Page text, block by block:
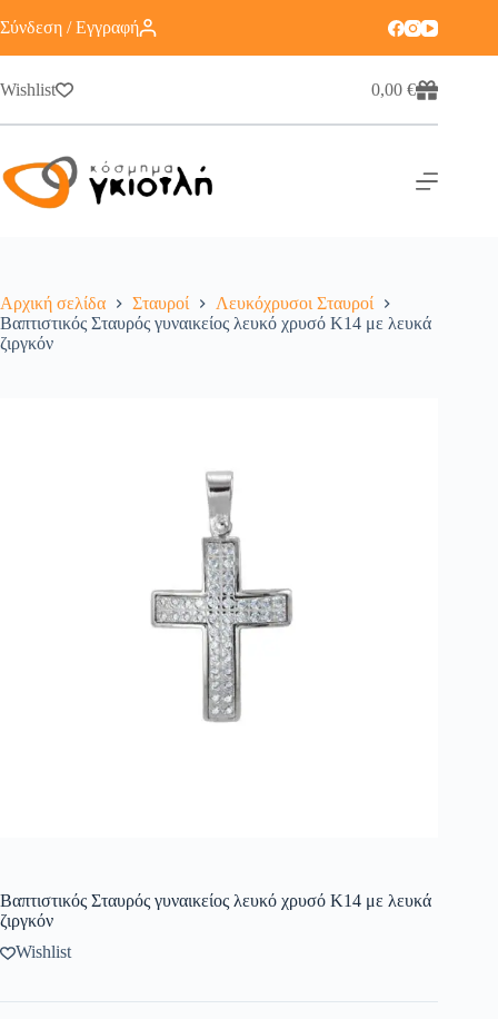
Σύνδεση / Εγγραφή
Wishlist 0,00€
Αρχική σελίδα Σταυροί
Λευκόχρυσοι Σταυροί
Βαπτιστικός Σταυρός γυναικείος λευκό χρυσό K14 με λευκά
ζιργκόν
Βαπτιστικός Σταυρός γυναικείος λευκό χρυσό K14 με λευκά
ζιργκόν
Wishlist